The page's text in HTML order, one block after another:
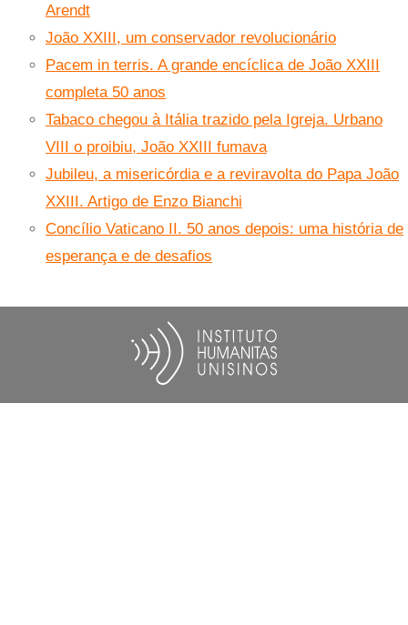
Arendt
João XXIII, um conservador revolucionário
Pacem in terris. A grande encíclica de João XXIII
completa 50 anos
Tabaco chegou à Itália trazido pela Igreja. Urbano
VIII o proibiu, João XXIII fumava
Jubileu, a misericórdia e a reviravolta do Papa João
XXIII. Artigo de Enzo Bianchi
Concílio Vaticano II. 50 anos depois: uma história de
esperança e de desafios